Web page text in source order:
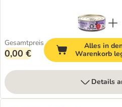
Gesamtpreis
0,00 €
Alles in
Warenkorb
Details